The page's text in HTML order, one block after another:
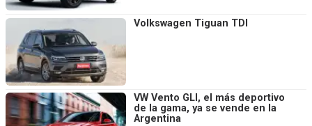
Volkswagen Tiguan TDI
VW Vento GLI, el más deportivo
de la gama, ya se vende en la
Argentina